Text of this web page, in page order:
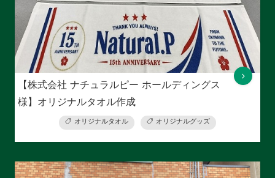
【株式会社 ナチュラルピー ホールディングス
様】オリジナルタオル作成
オリジナルタオル オリジナルグッズ